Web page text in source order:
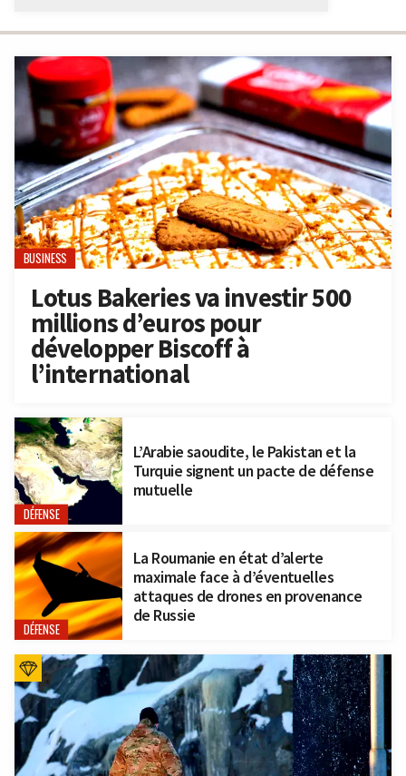
BUSINESS
Lotus Bakeries va investir 500
millions d’euros pour
développer Biscoff à
l’international
DÉFENSE
L’Arabie saoudite, le Pakistan et la
Turquie signent un pacte de défense
mutuelle
DÉFENSE
La Roumanie en état d’alerte
maximale face à d’éventuelles
attaques de drones en provenance
de Russie